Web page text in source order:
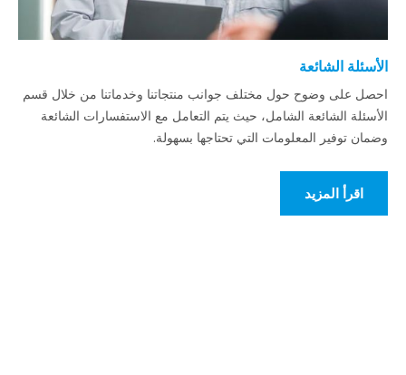
الأسئلة الشائعة
احصل على وضوح حول مختلف جوانب منتجاتنا وخدماتنا من خلال قسم
الأسئلة الشائعة الشامل، حيث يتم التعامل مع الاستفسارات الشائعة
وضمان توفير المعلومات التي تحتاجها بسهولة.
اقرأ المزيد